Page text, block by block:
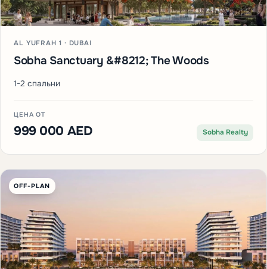
AL YUFRAH 1 · DUBAI
Sobha Sanctuary &#8212; The Woods
1-2 спальни
ЦЕНА ОТ
999 000 AED Sobha Realty
OFF-PLAN